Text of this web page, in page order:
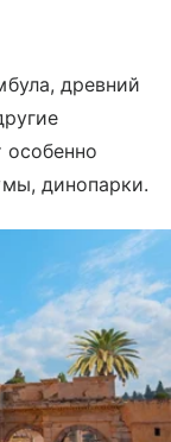
древний
особенно
динопарки.